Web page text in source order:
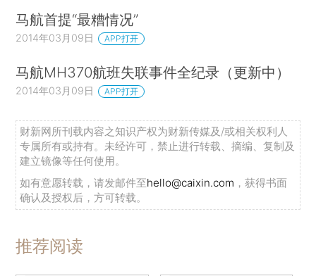
马航首提“最糟情况”
2014年03月09日 APP打开
马航MH370航班失联事件全纪录（更新中）
2014年03月09日 APP打开
财新网所刊载内容之知识产权为财新传媒及/或相关权利人
专属所有或持有。未经许可，禁止进行转载、摘编、复制及
建立镜像等任何使用。
如有意愿转载，请发邮件至hello@caixin.com ，获得书面
确认及授权后，方可转载。
推荐阅读